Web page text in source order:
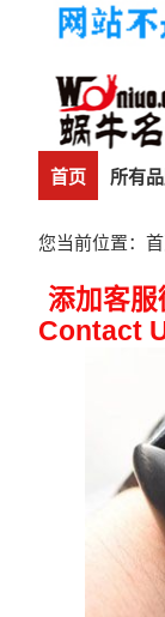
首页 所有
您当前位置：
添加客服
Contact